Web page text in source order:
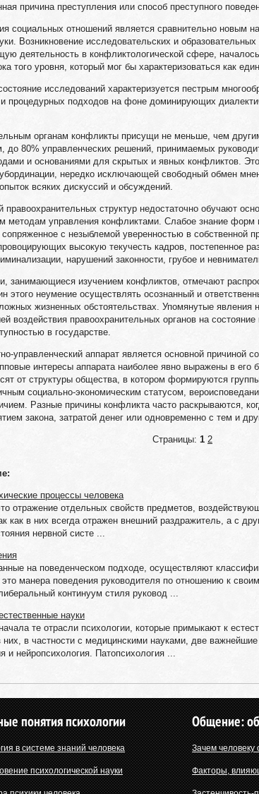
причина преступления или способ преступного
социальных отношений является сравнительно новым
Возникновение исследовательских и
деятельность в конфликтологической сфере,
того уровня, который мог бы характеризоваться как
исследований характеризуется пестрым
процедурных подходов на фоне доминирующих
органам конфликты присущи не меньше, чем
80% управленческих решений, принимаемых
и основаниями для скрытых и явных конфликтов.
нередко исключающей свободный обмен
всяких дискуссий и обсуждений.
правоохранительных структур недостаточно обучают
методам управления конфликтами. Слабое знание
сопряженное с незыблемой уверенностью в собственной
высокую текучесть кадров, постепенное
нарушений законности, грубое и
занимающиеся изучением конфликтов, отмечают
этого неумение осуществлять осознанный и
жизненных обстоятельствах. Упомянутые явления
воздействия правоохранительных органов на
в государстве.
управленческий аппарат является основной причиной
интересы аппарата наиболее явно выражены в его
от структуры общества, в котором формируются
социально-экономическим статусом,
Разные причины конфликта часто раскрываются,
закона, затратой денег или одновременно с тем и
Страницы: 1 2
процессы человека
отражение отдельных свойств предметов,
как в них всегда отражен внешний раздражитель, а с
нервной систе ...
на поведенческом подходе, осуществляют
это манера поведения руководителя по отношению к
континуум стиля руковод ...
науки
те отрасли психологии, которые примыкают к
них, в частности с медицинскими науками, две
и нейропсихология. Патопсихология ...
понятия психологии
в системе знаний человека
психологической науки
Общение:
Зачем
Факторы,